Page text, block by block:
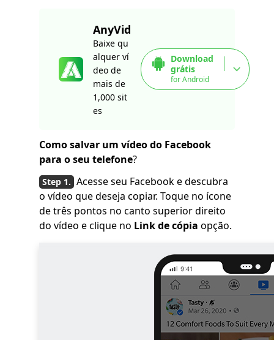
AnyVid
Baixe qu
alquer ví
deo de
mais de
1,000 sit
es
Download
grátis
for Android
Como salvar um vídeo do Facebook
para o seu telefone?
Acesse seu Facebook e descubra
o vídeo que deseja copiar. Toque no ícone
de três pontos no canto superior direito
do vídeo e clique no Link de cópia opção.